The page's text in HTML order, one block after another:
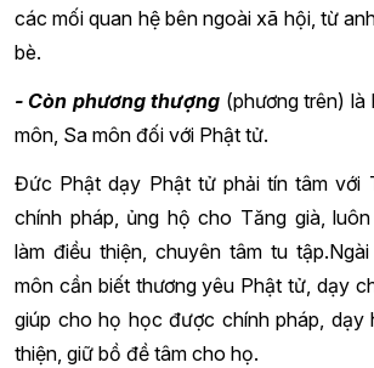
các mối quan hệ bên ngoài xã hội, từ
bè.
- Còn phương thượng (phương trên)
môn, Sa môn đối với Phật tử.
Đức Phật dạy Phật tử phải tín tâm với
chính pháp, ủng hộ cho Tăng già,
làm điều thiện, chuyên tâm tu
môn cần biết thương yêu Phật tử, dạy
giúp cho họ học được chính pháp, dạy
thiện, giữ bồ đề tâm cho họ.